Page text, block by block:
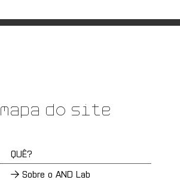
Mapa do site
QUÊ?
→ Sobre o AND Lab